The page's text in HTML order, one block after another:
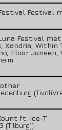
Festival
Festival met
Xandria, Within
Floor Jansen,
ft. Ice-T
(Tilburg))